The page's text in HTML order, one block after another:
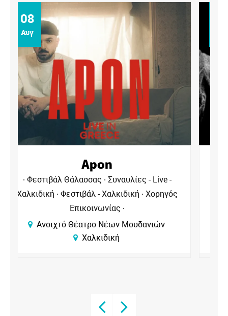
09
Αυγ
Αντιγόνη
Φεστιβάλ Θάλασσας Θέατρα - Χαλκιδική
Φεστιβάλ - Χαλκιδική
Χορηγός
Επικοινωνίας
Ανοιχτό Θέατρο Νέων Μουδανιών
Χαλκιδική